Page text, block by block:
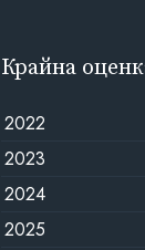
Крайна
2022
2023
2024
2025